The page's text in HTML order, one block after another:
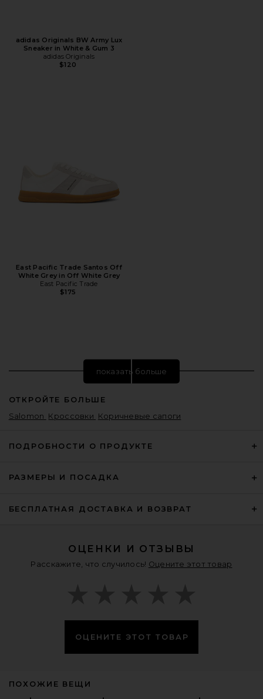
adidas Originals BW Army Lux
Sneaker in White & Gum 3
adidas Originals
$120
East Pacific Trade Santos Off
White Grey in Off White Grey
East Pacific Trade
$175
Soft Pearl & Black
Nike
показать больше
ОТКРОЙТЕ БОЛЬШЕ
Salomon Кроссовки Коричневые сапоги
ПОДРОБНОСТИ О ПРОДУКТЕ
РАЗМЕРЫ И ПОСАДКА
БЕСПЛАТНАЯ ДОСТАВКА И ВОЗВРАТ
ОЦЕНКИ И ОТЗЫВЫ
Расскажите, что случилось! Оцените этот товар
ОЦЕНИТЕ ЭТОТ ТОВАР
ПОХОЖИЕ ВЕЩИ